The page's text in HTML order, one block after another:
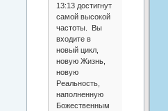
13:13 достигнут
самой высокой
частоты. Вы
входите в
новый цикл,
новую Жизнь,
новую
Реальность,
наполненную
Божественным